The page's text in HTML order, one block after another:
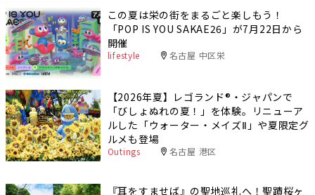
この夏は栄の街をまるごと楽しもう！
「POP IS YOU SAKAE26」が7月22日から
開催
lifestyle 名古屋 中区栄
【2026年夏】レゴランド®・ジャパンで
「びしょぬれの夏！」を体験。リニューア
ルした「ウォーター・メイズⅡ」や夏限定グ
ルメも登場
Outings 名古屋 港区
『耳をすませば』の聖地巡礼へ！聖蹟桜ヶ